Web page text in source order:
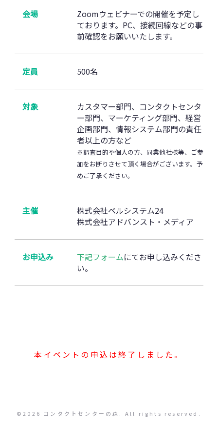
会場
Zoomウェビナーでの開催を予定し
ております。PC、接続回線などの事
前確認をお願いいたします。
定員 500名
対象
カスタマー部門、コンタクトセンタ
ー部門、マーケティング部門、経営
企画部門、情報システム部門の責任
者以上の方など
※調査目的や個人の方、同業他社様等、ご参
加をお断りさせて頂く場合がございます。予
めご了承ください。
主催
株式会社ベルシステム24
株式会社アドバンスト・メディア
お申込み 下記フォームにてお申し込みくださ
い。
本イベントの申込は終了しました。
©2026 コンタクトセンターの森. All rights reserved.